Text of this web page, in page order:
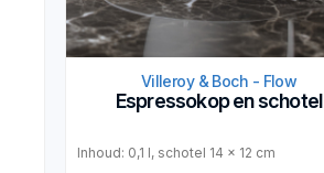
Villeroy & Boch - Flow
Espressokop en schotel
Inhoud: 0,1 l, schotel 14 x 12 cm